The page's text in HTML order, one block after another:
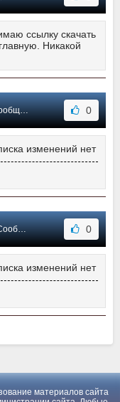
ссылку скачать
Никакой
#2 0
изменений нет
#1 0
изменений нет
материалов сайта